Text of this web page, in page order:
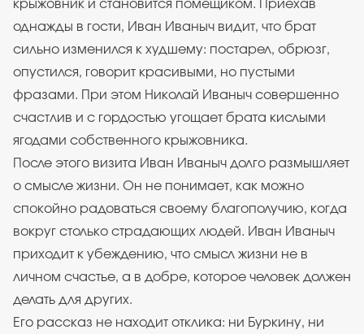
крыжовник и становится помещиком. Приехав
однажды в гости, Иван Иваныч видит, что брат
сильно изменился к худшему: постарел, обрюзг,
опустился, говорит красивыми, но пустыми
фразами. При этом Николай Иваныч совершенно
счастлив и с гордостью угощает брата кислыми
ягодами собственного крыжовника.
После этого визита Иван Иваныч долго размышляет
о смысле жизни. Он не понимает, как можно
спокойно радоваться своему благополучию, когда
вокруг столько страдающих людей. Иван Иваныч
приходит к убеждению, что смысл жизни не в
личном счастье, а в добре, которое человек должен
делать для других.
Его рассказ не находит отклика: ни Буркину, ни